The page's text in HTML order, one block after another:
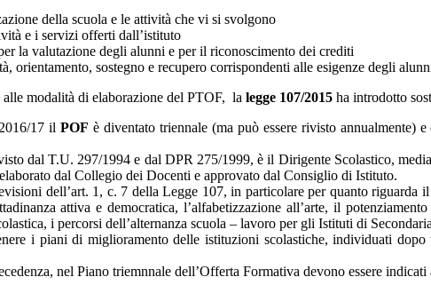
della scuola e le attività che vi si svolgono
e i servizi offerti dall’istituto
la valutazione degli alunni e per il riconoscimento dei crediti
orientamento, sostegno e recupero corrispondenti alle esigenze degli
modalità di elaborazione del PTOF, la legge 107/2015 ha introdotto
17 il POF è diventato triennale (ma può essere rivisto annualmente)
dal T.U. 297/1994 e dal DPR 275/1999, è il Dirigente Scolastico,
dal Collegio dei Docenti e approvato dal Consiglio di Istituto.
dell’art. 1, c. 7 della Legge 107, in particolare per quanto
attiva e democratica, l’alfabetizzazione all’arte, il
i percorsi dell’alternanza scuola – lavoro per gli Istituti di
i piani di miglioramento delle istituzioni scolastiche, individuati
nel Piano triemnnale dell’Offerta Formativa devono essere indicati